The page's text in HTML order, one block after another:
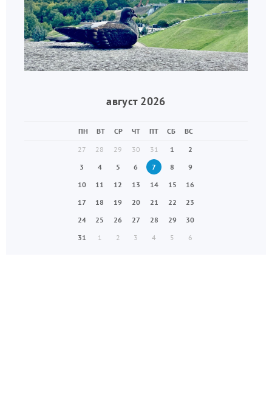
август 2026
ПН ВТ СР ЧТ ПТ СБ
ВС
27
28 29 30 31 1
2
3
4 5 6 7 8
9
10
11 12 13 14 15
16
17
18 19 20 21 22
23
24
25 26 27 28 29
30
31
1 2 3 4 5 6